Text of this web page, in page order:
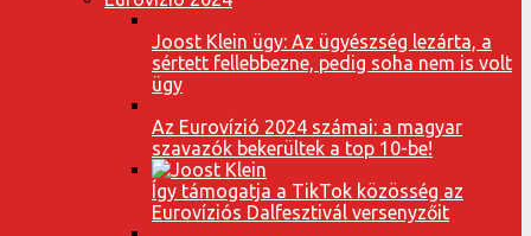
Joost Klein ügy: Az ügyészség lezárta, a
sértett fellebbezne, pedig soha nem is volt
ügy
Az Eurovízió 2024 számai: a magyar
szavazók bekerültek a top 10-be!
Így támogatja a TikTok közösség az
Eurovíziós Dalfesztivál versenyzőit